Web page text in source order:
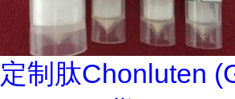
定制肽Chonluten